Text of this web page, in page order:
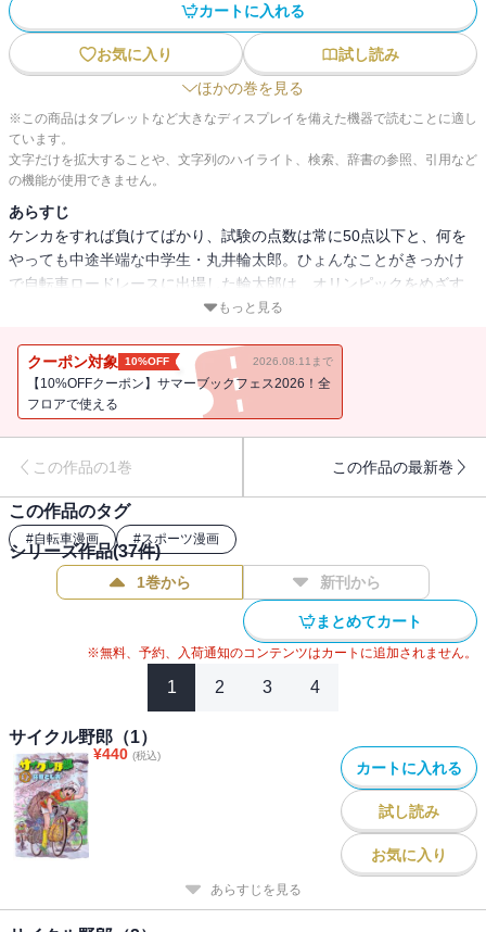
カートに入れる
お気に入り
試し読み
ほかの巻を見る
※この商品はタブレットなど大きなディスプレイを備えた機器で読むことに適し
ています。
文字だけを拡大することや、文字列のハイライト、検索、辞書の参照、引用など
の機能が使用できません。
あらすじ
ケンカをすれば負けてばかり、試験の点数は常に50点以下と、何を
やっても中途半端な中学生・丸井輪太郎。ひょんなことがきっかけ
で自転車ロードレースに出場した輪太郎は、オリンピックをめざす
坂巻と同着優勝を果たす。将来、家業の自転車屋を継ぐことを決意
が……。
もっと見る
クーポン対象 10%OFF 2026.08.11まで
【10%OFFクーポン】サマーブックフェス2026！全
フロアで使える
この作品の1巻 この作品の最新巻
この作品のタグ
#自転車漫画 #スポーツ漫画
シリーズ作品(37件)
1巻から 新刊から
まとめてカート
※無料、予約、入荷通知のコンテンツはカートに追加されません。
1 2 3 4
サイクル野郎（1）
¥440 (税込)
カートに入れる
試し読み
お気に入り
あらすじを見る